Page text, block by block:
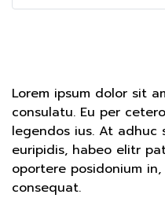
Lorem ipsum dolor sit
consulatu. Eu per
legendos ius. At adhuc
euripidis, habeo elitr
oportere posidonium
consequat.